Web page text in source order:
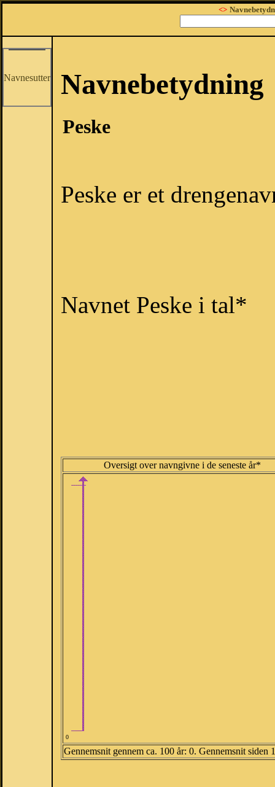
<>
Navnesutter Navnebetydning
Peske
Peske er et
Navnet Peske i tal*
Oversigt over navngivne i de seneste år*
0
Gennemsnit gennem ca. 100 år: 0. Gennemsnit siden